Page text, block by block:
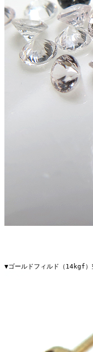
▼ゴールドフィルド（14kgf）